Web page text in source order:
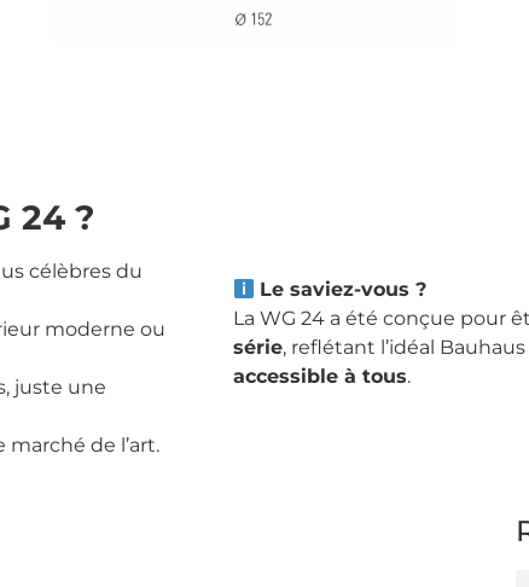
24 ?
célèbres du
moderne ou
juste une
marché de l’art.
Le saviez-vous ?
La WG 24 a été conçue pour
série, reflétant l’idéal Bauhaus
accessible à tous.